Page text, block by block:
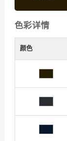
色彩详情
颜色